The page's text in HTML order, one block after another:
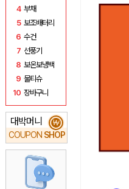
4 부채
5 보조배터리
6 수건
7 선풍기
8 보온보냉백
9 물티슈
10 장바구니
대박머니
COUPON SHOP
₩